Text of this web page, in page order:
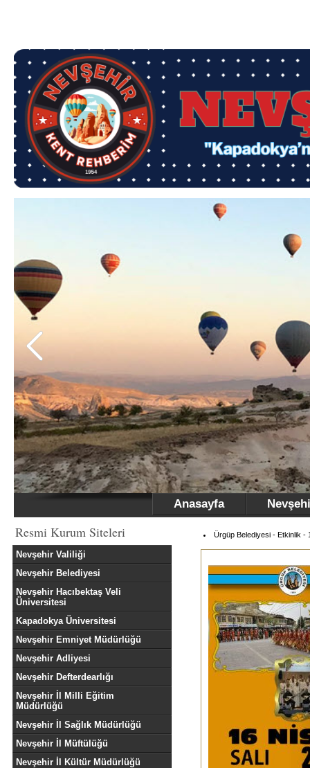
Anasayfa
Resmi Kurum Siteleri
Nevşehir Valiliği
Nevşehir Belediyesi
Nevşehir Hacıbektaş Veli
Üniversitesi
Kapadokya Üniversitesi
Nevşehir Emniyet Müdürlüğü
Nevşehir Adliyesi
Nevşehir Defterdearlığı
Nevşehir İl Milli Eğitim
Müdürlüğü
Nevşehir İl Sağlık Müdürlüğü
Nevşehir İl Müftülüğü
Nevşehir İl Kültür Müdürlüğü
Ürgüp Belediyesi - Etkinlik -